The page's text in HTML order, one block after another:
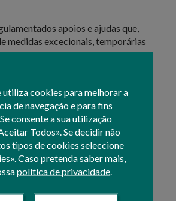
utiliza cookies para melhorar a
de navegação e para fins
consente a sua utilização
Todos». Se decidir não
tipos de cookies seleccione
Caso pretenda saber mais,
política de privacidade
apoios e ajudas que,
medidas excecionais, temporárias
transversal a diferentes tipos de
disponibilizados atualmente
associados aos seguintes
Ovos e Leite
de Energia
de Audiovisual